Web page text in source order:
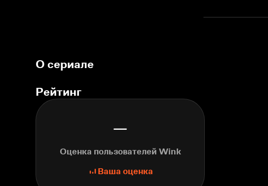
О сериале
Рейтинг
—
Оценка пользователей Wink
Ваша оценка